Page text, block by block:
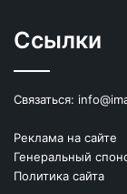
Ссылки
Связаться:
Реклама на сайте
Генеральный
Политика сайта